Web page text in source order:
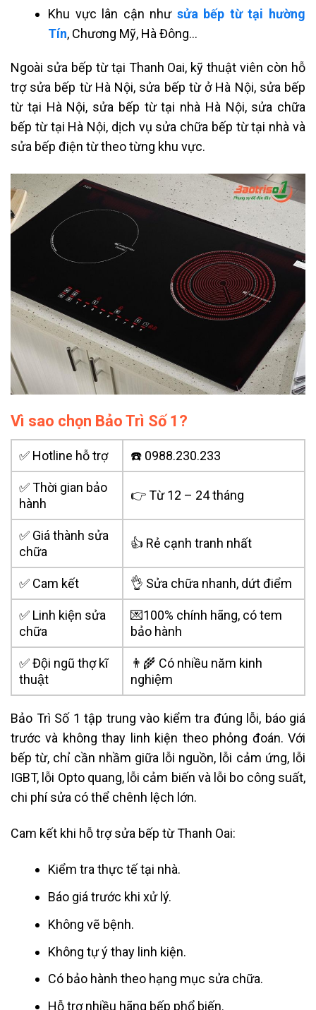
Khu vực lân cận như sửa bếp từ tại hường
Tín, Chương Mỹ, Hà Đông…
Ngoài sửa bếp từ tại Thanh Oai, kỹ thuật viên còn hỗ
trợ sửa bếp từ Hà Nội, sửa bếp từ ở Hà Nội, sửa bếp
từ tại Hà Nội, sửa bếp từ tại nhà Hà Nội, sửa chữa
bếp từ tại Hà Nội, dịch vụ sửa chữa bếp từ tại nhà và
sửa bếp điện từ theo từng khu vực.
Vì sao chọn Bảo Trì Số 1?
✅ Hotline hỗ trợ ☎️ 0988.230.233
✅ Thời gian bảo
hành
👉 Từ 12 – 24 tháng
✅ Giá thành sửa
chữa
👍 Rẻ cạnh tranh nhất
✅ Cam kết 👌 Sửa chữa nhanh, dứt điểm
✅ Linh kiện sửa
chữa
💌100% chính hãng, có tem
bảo hành
✅ Đội ngũ thợ kĩ
thuật
👨‍🌾 Có nhiều năm kinh
nghiệm
Bảo Trì Số 1 tập trung vào kiểm tra đúng lỗi, báo giá
trước và không thay linh kiện theo phỏng đoán. Với
bếp từ, chỉ cần nhầm giữa lỗi nguồn, lỗi cảm ứng, lỗi
IGBT, lỗi Opto quang, lỗi cảm biến và lỗi bo công suất,
chi phí sửa có thể chênh lệch lớn.
Cam kết khi hỗ trợ sửa bếp từ Thanh Oai:
Kiểm tra thực tế tại nhà.
Báo giá trước khi xử lý.
Không vẽ bệnh.
Không tự ý thay linh kiện.
Có bảo hành theo hạng mục sửa chữa.
Hỗ trợ nhiều hãng bếp phổ biến.